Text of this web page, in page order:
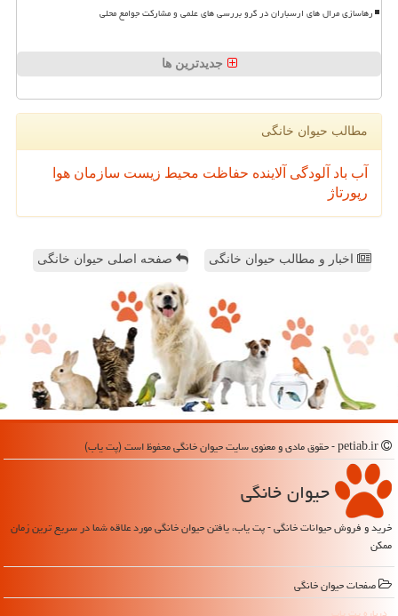
رهاسازی مرال های ارسباران در گرو بررسی های علمی و مشارکت جوامع محلی
جدیدترین ها
مطالب حیوان خانگی
آب باد آلودگی آلاینده حفاظت محیط زیست سازمان هوا
رپورتاژ
اخبار و مطالب حیوان خانگی صفحه اصلی حیوان خانگی
حیوان خانگی
خرید و فروش حیوانات خانگی - پت یاب، یافتن حیوان خانگی مورد علاقه شما در سریع ترین زمان
ممکن
صفحات حیوان خانگی